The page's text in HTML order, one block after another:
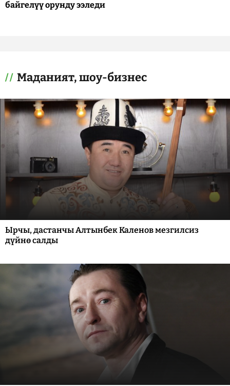
байгелүү орунду ээледи
Маданият, шоу-бизнес
Ырчы, дастанчы Алтынбек Каленов мезгилсиз
дүйнө салды